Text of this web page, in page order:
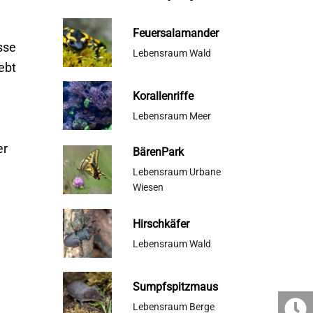
Feuersalamander
Lebensraum Wald
Korallenriffe
Lebensraum Meer
BärenPark
Lebensraum Urbane
Wiesen
Hirschkäfer
Lebensraum Wald
Sumpfspitzmaus
Lebensraum Berge